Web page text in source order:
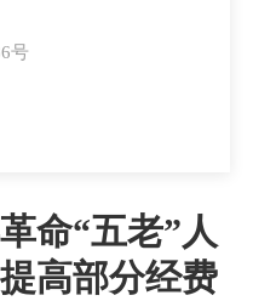
号
命“五老”人
高部分经费